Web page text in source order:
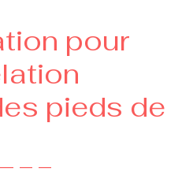
pour
pieds de